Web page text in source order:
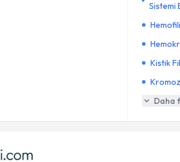
Sistemi
Kistik
Daha